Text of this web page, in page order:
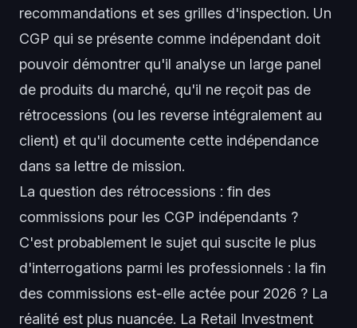
recommandations et ses grilles d'inspection. Un
CGP qui se présente comme indépendant doit
pouvoir démontrer qu'il analyse un large panel
de produits du marché, qu'il ne reçoit pas de
rétrocessions (ou les reverse intégralement au
client) et qu'il documente cette indépendance
dans sa lettre de mission.
La question des rétrocessions : fin des
commissions pour les CGP indépendants ?
C'est probablement le sujet qui suscite le plus
d'interrogations parmi les professionnels : la fin
des commissions est-elle actée pour 2026 ? La
réalité est plus nuancée. La Retail Investment